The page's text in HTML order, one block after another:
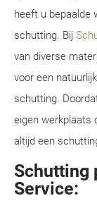
heeft u bepaalde
schutting. Bij
van diverse
voor een
schutting.
eigen werkplaats
altijd een
Schutting
Service: